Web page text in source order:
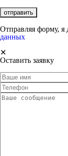
Отправляя форму, я
данных
✕
Оставить заявку